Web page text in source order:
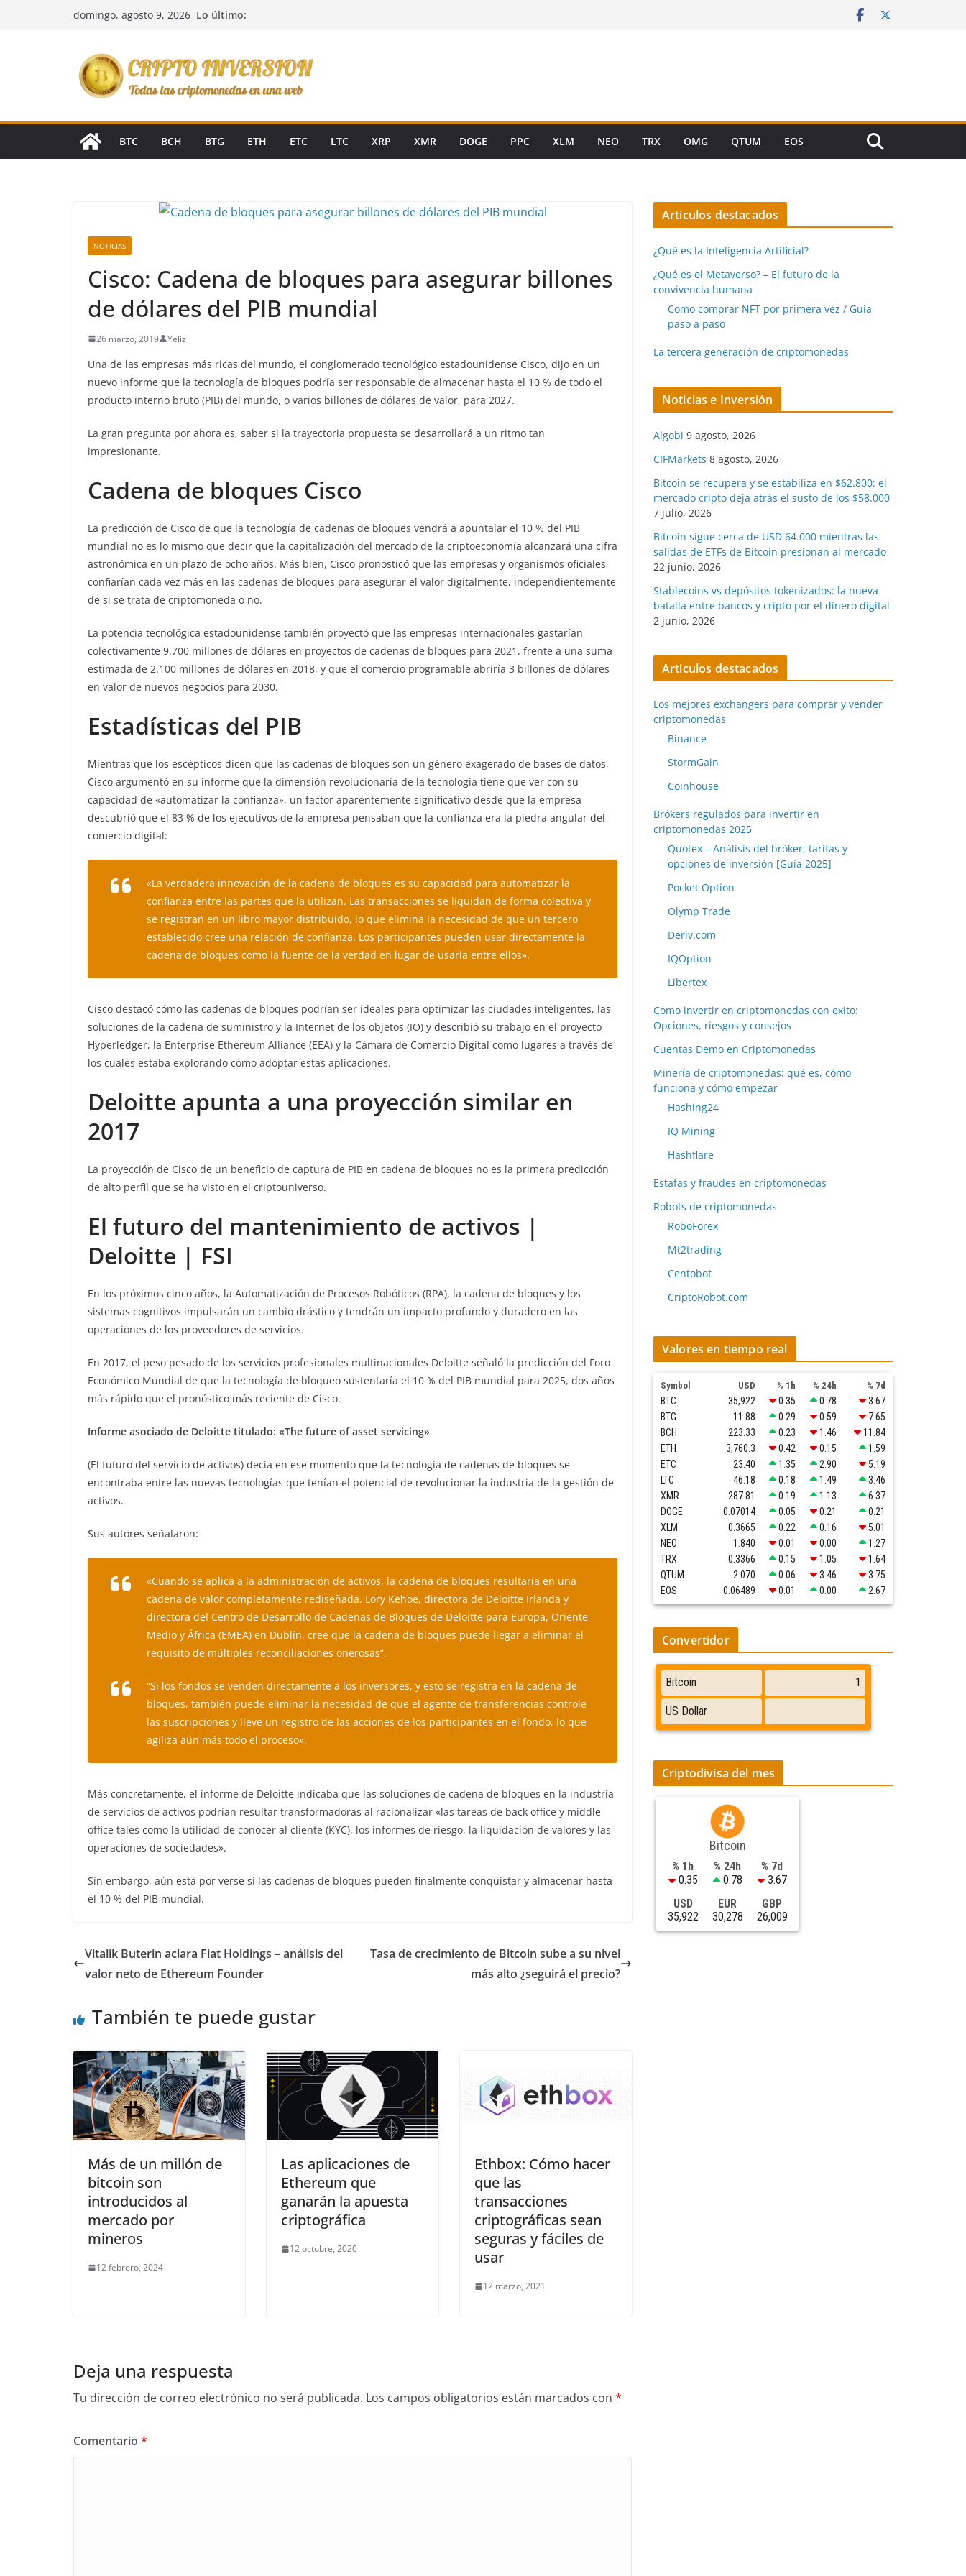
domingo, agosto 9, 2026 Lo último:
BTC BCH BTG ETH ETC LTC XRP XMR DOGE PPC XLM NEO TRX OMG QTUM EOS
NOTICIAS
Cisco: Cadena de bloques para asegurar billones
de dólares del PIB mundial
26 marzo, 2019 Yeliz
Una de las empresas más ricas del mundo, el conglomerado tecnológico estadounidense Cisco, dijo en un
nuevo informe que la tecnología de bloques podría ser responsable de almacenar hasta el 10 % de todo el
producto interno bruto (PIB) del mundo, o varios billones de dólares de valor, para 2027.
La gran pregunta por ahora es, saber si la trayectoria propuesta se desarrollará a un ritmo tan
impresionante.
Cadena de bloques Cisco
La predicción de Cisco de que la tecnología de cadenas de bloques vendrá a apuntalar el 10 % del PIB
mundial no es lo mismo que decir que la capitalización del mercado de la criptoeconomía alcanzará una cifra
astronómica en un plazo de ocho años. Más bien, Cisco pronosticó que las empresas y organismos oficiales
confiarían cada vez más en las cadenas de bloques para asegurar el valor digitalmente, independientemente
de si se trata de criptomoneda o no.
La potencia tecnológica estadounidense también proyectó que las empresas internacionales gastarían
colectivamente 9.700 millones de dólares en proyectos de cadenas de bloques para 2021, frente a una suma
estimada de 2.100 millones de dólares en 2018, y que el comercio programable abriría 3 billones de dólares
en valor de nuevos negocios para 2030.
Estadísticas del PIB
Mientras que los escépticos dicen que las cadenas de bloques son un género exagerado de bases de datos,
Cisco argumentó en su informe que la dimensión revolucionaria de la tecnología tiene que ver con su
capacidad de «automatizar la confianza», un factor aparentemente significativo desde que la empresa
descubrió que el 83 % de los ejecutivos de la empresa pensaban que la confianza era la piedra angular del
comercio digital:
«La verdadera innovación de la cadena de bloques es su capacidad para automatizar la
confianza entre las partes que la utilizan. Las transacciones se liquidan de forma colectiva y
se registran en un libro mayor distribuido, lo que elimina la necesidad de que un tercero
establecido cree una relación de confianza. Los participantes pueden usar directamente la
cadena de bloques como la fuente de la verdad en lugar de usarla entre ellos».
Cisco destacó cómo las cadenas de bloques podrían ser ideales para optimizar las ciudades inteligentes, las
soluciones de la cadena de suministro y la Internet de los objetos (IO) y describió su trabajo en el proyecto
Hyperledger, la Enterprise Ethereum Alliance (EEA) y la Cámara de Comercio Digital como lugares a través de
los cuales estaba explorando cómo adoptar estas aplicaciones.
Deloitte apunta a una proyección similar en
2017
La proyección de Cisco de un beneficio de captura de PIB en cadena de bloques no es la primera predicción
de alto perfil que se ha visto en el criptouniverso.
El futuro del mantenimiento de activos |
Deloitte | FSI
En los próximos cinco años, la Automatización de Procesos Robóticos (RPA), la cadena de bloques y los
sistemas cognitivos impulsarán un cambio drástico y tendrán un impacto profundo y duradero en las
operaciones de los proveedores de servicios.
En 2017, el peso pesado de los servicios profesionales multinacionales Deloitte señaló la predicción del Foro
Económico Mundial de que la tecnología de bloqueo sustentaría el 10 % del PIB mundial para 2025, dos años
más rápido que el pronóstico más reciente de Cisco.
Informe asociado de Deloitte titulado: «The future of asset servicing»
(El futuro del servicio de activos) decía en ese momento que la tecnología de cadenas de bloques se
encontraba entre las nuevas tecnologías que tenían el potencial de revolucionar la industria de la gestión de
activos.
Sus autores señalaron:
«Cuando se aplica a la administración de activos, la cadena de bloques resultaría en una
cadena de valor completamente rediseñada. Lory Kehoe, directora de Deloitte Irlanda y
directora del Centro de Desarrollo de Cadenas de Bloques de Deloitte para Europa, Oriente
Medio y África (EMEA) en Dublín, cree que la cadena de bloques puede llegar a eliminar el
requisito de múltiples reconciliaciones onerosas”.
“Si los fondos se venden directamente a los inversores, y esto se registra en la cadena de
bloques, también puede eliminar la necesidad de que el agente de transferencias controle
las suscripciones y lleve un registro de las acciones de los participantes en el fondo, lo que
agiliza aún más todo el proceso».
Más concretamente, el informe de Deloitte indicaba que las soluciones de cadena de bloques en la industria
de servicios de activos podrían resultar transformadoras al racionalizar «las tareas de back office y middle
office tales como la utilidad de conocer al cliente (KYC), los informes de riesgo, la liquidación de valores y las
operaciones de sociedades».
Sin embargo, aún está por verse si las cadenas de bloques pueden finalmente conquistar y almacenar hasta
el 10 % del PIB mundial.
Vitalik Buterin aclara Fiat Holdings – análisis del
valor neto de Ethereum Founder
Tasa de crecimiento de Bitcoin sube a su nivel
más alto ¿seguirá el precio?
También te puede gustar
Más de un millón de
bitcoin son
introducidos al
mercado por
mineros
12 febrero, 2024
Las aplicaciones de
Ethereum que
ganarán la apuesta
criptográfica
12 octubre, 2020
Ethbox: Cómo hacer
que las
transacciones
criptográficas sean
seguras y fáciles de
usar
12 marzo, 2021
Deja una respuesta
Tu dirección de correo electrónico no será publicada. Los campos obligatorios están marcados con *
Comentario *
Articulos destacados
¿Qué es la Inteligencia Artificial?
¿Qué es el Metaverso? – El futuro de la
convivencia humana
Como comprar NFT por primera vez / Guía
paso a paso
La tercera generación de criptomonedas
Noticias e Inversión
Algobi 9 agosto, 2026
CIFMarkets 8 agosto, 2026
Bitcoin se recupera y se estabiliza en $62.800: el
mercado cripto deja atrás el susto de los $58.000
7 julio, 2026
Bitcoin sigue cerca de USD 64.000 mientras las
salidas de ETFs de Bitcoin presionan al mercado
22 junio, 2026
Stablecoins vs depósitos tokenizados: la nueva
batalla entre bancos y cripto por el dinero digital
2 junio, 2026
Articulos destacados
Los mejores exchangers para comprar y vender
criptomonedas
Binance
StormGain
Coinhouse
Brókers regulados para invertir en
criptomonedas 2025
Quotex – Análisis del bróker, tarifas y
opciones de inversión [Guía 2025]
Pocket Option
Olymp Trade
Deriv.com
IQOption
Libertex
Como invertir en criptomonedas con exito:
Opciones, riesgos y consejos
Cuentas Demo en Criptomonedas
Minería de criptomonedas: qué es, cómo
funciona y cómo empezar
Hashing24
IQ Mining
Hashflare
Estafas y fraudes en criptomonedas
Robots de criptomonedas
RoboForex
Mt2trading
Centobot
CriptoRobot.com
Valores en tiempo real
Symbol USD % 1h % 24h % 7d
BTC 35,922 0.35 0.78
3.67
BTG
11.88 0.29 0.59
7.65
BCH
223.33 0.23 1.46
11.84
ETH
3,760.3 0.42 0.15
1.59
ETC
23.40 1.35 2.90
5.19
LTC
46.18 0.18 1.49
3.46
XMR
287.81 0.19 1.13
6.37
DOGE
0.07014 0.05 0.21
0.21
XLM
0.3665 0.22 0.16
5.01
NEO
1.840 0.01 0.00
1.27
TRX
0.3366 0.15 1.05
1.64
QTUM
2.070 0.06 3.46
3.75
EOS
0.06489 0.01 0.00 2.67
Convertidor
Criptodivisa del mes
Bitcoin
% 1h
0.35
% 24h
0.78
% 7d
3.67
USD
35,922
EUR
30,278
GBP
26,009